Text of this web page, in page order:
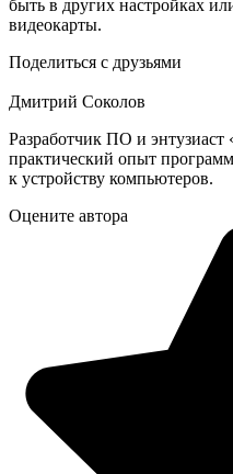
быть в других настройках
видеокарты.
Поделиться с друзьями
Дмитрий Соколов
Разработчик ПО и энтузиаст
практический опыт
к устройству компьютеров.
Оцените автора